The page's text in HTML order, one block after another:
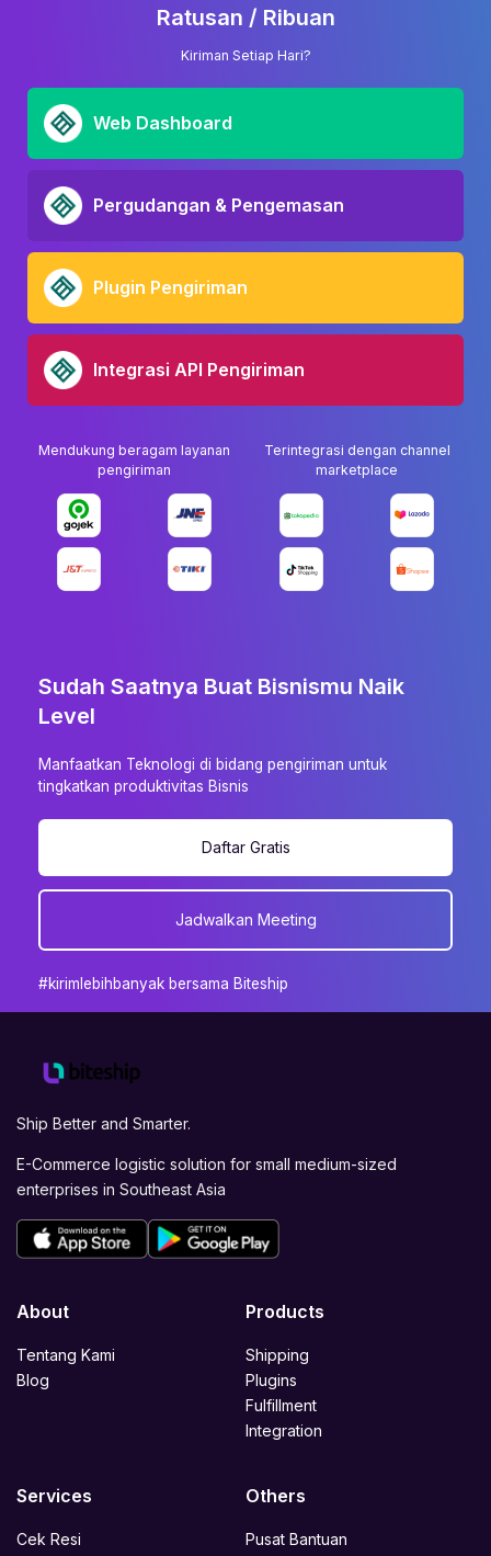
Ratusan / Ribuan
Kiriman Setiap Hari?
Web Dashboard
Pergudangan & Pengemasan
Plugin Pengiriman
Integrasi API Pengiriman
Mendukung beragam layanan
pengiriman
Terintegrasi dengan channel
marketplace
Sudah Saatnya Buat Bisnismu Naik
Level
Manfaatkan Teknologi di bidang pengiriman untuk
tingkatkan produktivitas Bisnis
Daftar Gratis
Jadwalkan Meeting
#kirimlebihbanyak bersama Biteship
Ship Better and Smarter.
E-Commerce logistic solution for small medium-sized
enterprises in Southeast Asia
About
Tentang Kami
Blog
Products
Shipping
Plugins
Fulfillment
Integration
Services
Cek Resi
Others
Pusat Bantuan